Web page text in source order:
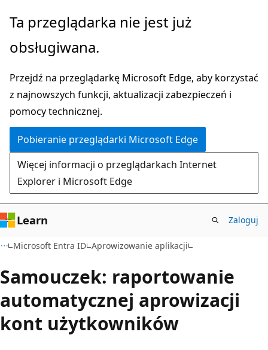
Przejdź
głównej
Ta przeglądarka nie jest już
obsługiwana.
Przejdź na przeglądarkę Microsoft Edge, aby korzystać
z najnowszych funkcji, aktualizacji zabezpieczeń i
pomocy technicznej.
Pobieranie przeglądarki Microsoft Edge
Więcej informacji o przeglądarkach Internet
Explorer i Microsoft Edge
Learn Zaloguj
Microsoft Entra ID Aprowizowanie aplikacji
Samouczek: raportowanie
automatycznej aprowizacji
kont użytkowników